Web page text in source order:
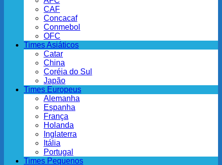
CAF
Concacaf
Conmebol
OFC
Times Asiáticos
Catar
China
Coréia do Sul
Japão
Times Europeus
Alemanha
Espanha
França
Holanda
Inglaterra
Itália
Portugal
Times Pequenos